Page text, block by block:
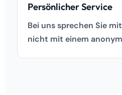
Persönlicher Service
Bei uns sprechen Sie
nicht mit einem